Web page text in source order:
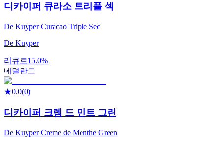
디카이퍼 큐라소 트리플 섹
De Kuyper Curacao Triple Sec
De Kuyper
리큐르15.0%
네덜란드
★0.0(0)
디카이퍼 크렘 드 민트 그린
De Kuyper Creme de Menthe Green